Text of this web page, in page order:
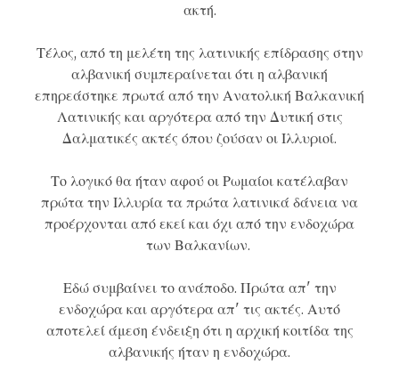
ακτή.
Τέλος, από τη μελέτη της λατινικής επίδρασης στην
αλβανική συμπεραίνεται ότι η αλβανική
επηρεάστηκε πρωτά από την Ανατολική Βαλκανική
Λατινικής και αργότερα από την Δυτική στις
Δαλματικές ακτές όπου ζούσαν οι Ιλλυριοί.
Το λογικό θα ήταν αφού οι Ρωμαίοι κατέλαβαν
πρώτα την Ιλλυρία τα πρώτα λατινικά δάνεια να
προέρχονται από εκεί και όχι από την ενδοχώρα
των Βαλκανίων.
Εδώ συμβαίνει το ανάποδο. Πρώτα απ' την
ενδοχώρα και αργότερα απ' τις ακτές. Αυτό
αποτελεί άμεση ένδειξη ότι η αρχική κοιτίδα της
αλβανικής ήταν η ενδοχώρα.